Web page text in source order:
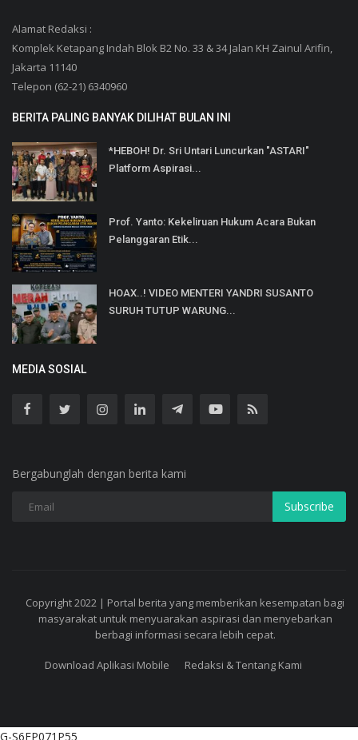
Alamat Redaksi :
Komplek Ketapang Indah Blok B2 No. 33 & 34 Jalan KH Zainul Arifin,
Jakarta 11140
Telepon (62-21) 6340960
BERITA PALING BANYAK DILIHAT BULAN INI
*HEBOH! Dr. Sri Untari Luncurkan "ASTARI"
Platform Aspirasi...
Prof. Yanto: Kekeliruan Hukum Acara Bukan
Pelanggaran Etik...
HOAX..! VIDEO MENTERI YANDRI SUSANTO
SURUH TUTUP WARUNG...
MEDIA SOSIAL
Bergabunglah dengan berita kami
Subscribe
Copyright 2022 | Portal berita yang memberikan kesempatan bagi
masyarakat untuk menyuarakan aspirasi dan menyebarkan
berbagi informasi secara lebih cepat.
Download Aplikasi Mobile Redaksi & Tentang Kami
G-S6FP071P55